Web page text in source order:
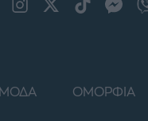
ΜΟΔΑ ΟΜΟΡΦΙΑ